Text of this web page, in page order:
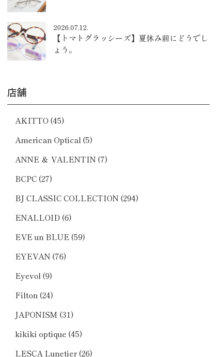
2026.07.12.
【トマトグラッシーズ】夏休み前にどうでし
ょう。
店舗
AKITTO (45)
American Optical (5)
ANNE ＆ VALENTIN (7)
BCPC (27)
BJ CLASSIC COLLECTION (294)
ENALLOID (6)
EVE un BLUE (59)
EYEVAN (76)
Eyevol (9)
Filton (24)
JAPONISM (31)
kikiki optique (45)
LESCA Lunetier(26)